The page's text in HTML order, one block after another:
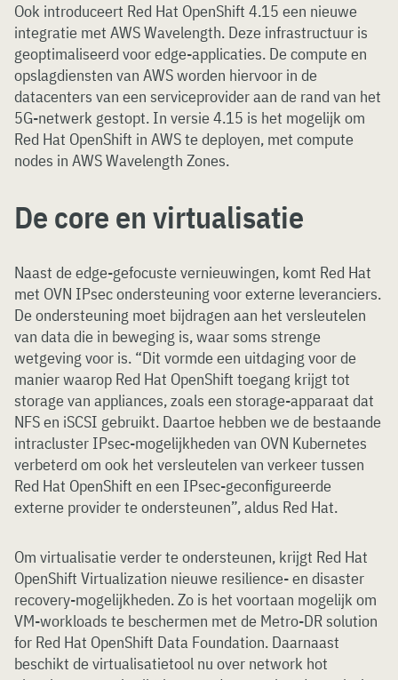
Ook introduceert Red Hat OpenShift 4.15 een nieuwe
integratie met AWS Wavelength. Deze infrastructuur is
geoptimaliseerd voor edge-applicaties. De compute en
opslagdiensten van AWS worden hiervoor in de
datacenters van een serviceprovider aan de rand van het
5G-netwerk gestopt. In versie 4.15 is het mogelijk om
Red Hat OpenShift in AWS te deployen, met compute
nodes in AWS Wavelength Zones.
De core en virtualisatie
Naast de edge-gefocuste vernieuwingen, komt Red Hat
met OVN IPsec ondersteuning voor externe leveranciers.
De ondersteuning moet bijdragen aan het versleutelen
van data die in beweging is, waar soms strenge
wetgeving voor is. “Dit vormde een uitdaging voor de
manier waarop Red Hat OpenShift toegang krijgt tot
storage van appliances, zoals een storage-apparaat dat
NFS en iSCSI gebruikt. Daartoe hebben we de bestaande
intracluster IPsec-mogelijkheden van OVN Kubernetes
verbeterd om ook het versleutelen van verkeer tussen
Red Hat OpenShift en een IPsec-geconfigureerde
externe provider te ondersteunen”, aldus Red Hat.
Om virtualisatie verder te ondersteunen, krijgt Red Hat
OpenShift Virtualization nieuwe resilience- en disaster
recovery-mogelijkheden. Zo is het voortaan mogelijk om
VM-workloads te beschermen met de Metro-DR solution
for Red Hat OpenShift Data Foundation. Daarnaast
beschikt de virtualisatietool nu over network hot